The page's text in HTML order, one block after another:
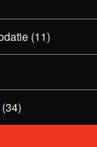
(11)